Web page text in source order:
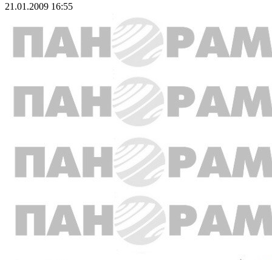
21.01.2009 16:55